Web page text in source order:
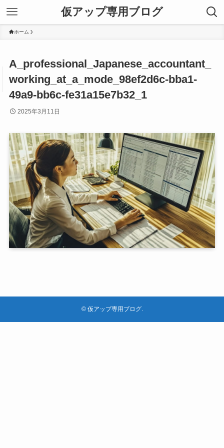
仮アップ専用ブログ
ホーム
A_professional_Japanese_accountant_
working_at_a_mode_98ef2d6c-bba1-
49a9-bb6c-fe31a15e7b32_1
2025年3月11日
©仮アップ専用ブログ.